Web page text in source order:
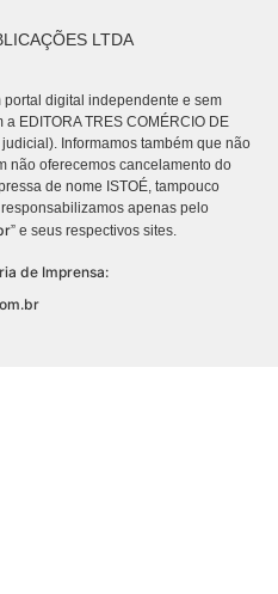
LTDA
portal digital independente e sem
EDITORA TRES COMÉRCIO DE
Informamos também que não
não oferecemos cancelamento do
de nome ISTOÉ, tampouco
apenas pelo
” e seus respectivos sites.
de Imprensa: